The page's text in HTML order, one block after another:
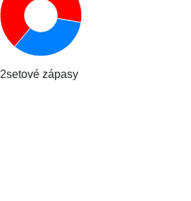
2setové zápasy